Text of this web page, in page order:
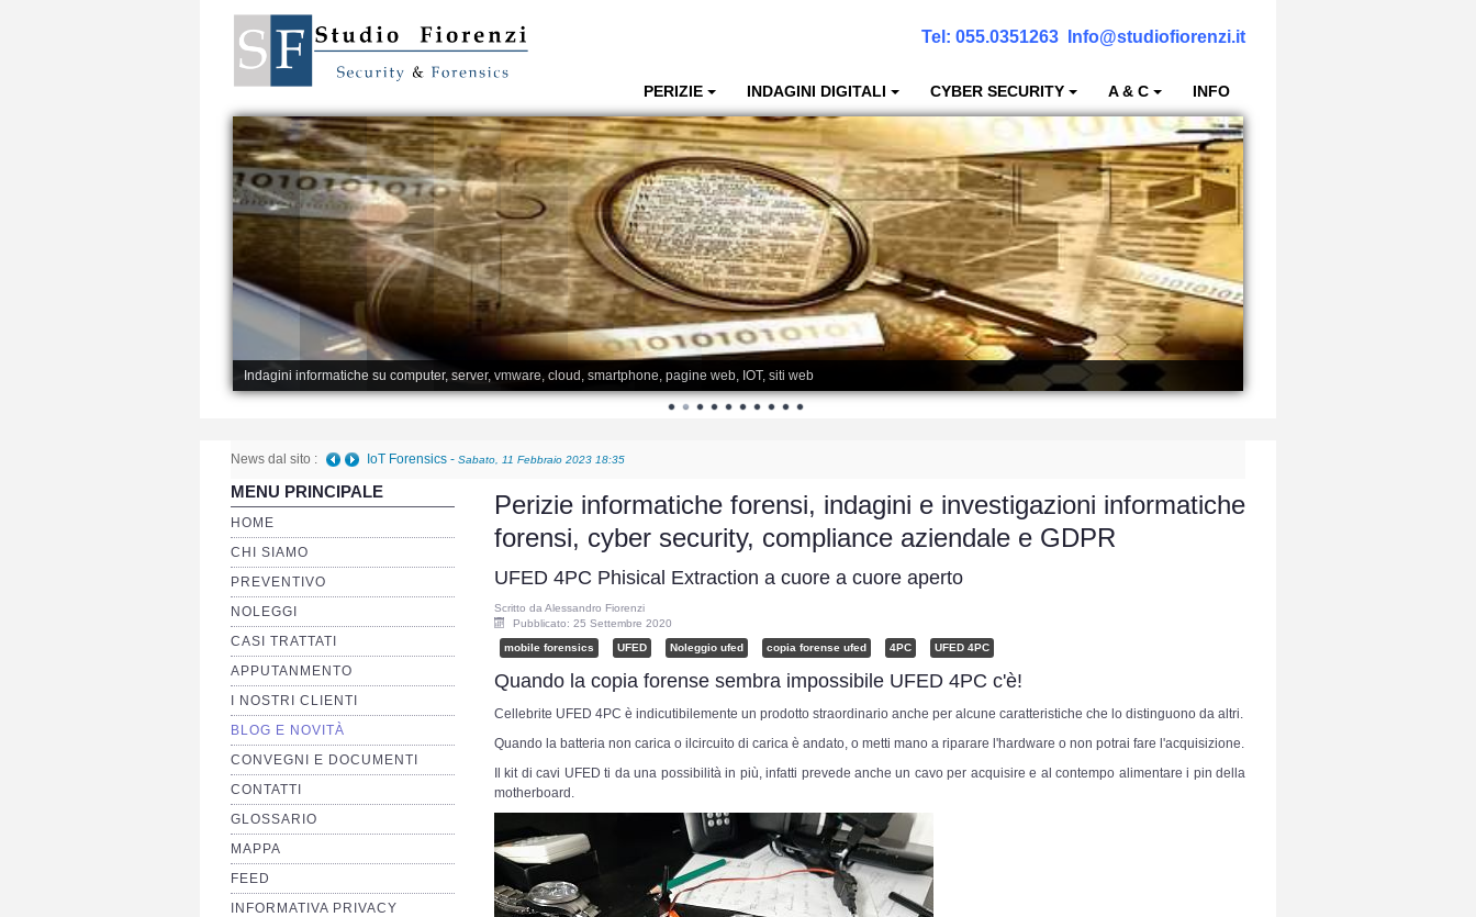
Tel: 055.0351263 Info@studiofiorenzi.it
PERIZIE INDAGINI DIGITALI CYBER SECURITY A & C INFO
Indagini informatiche su computer, server, vmware, cloud, smartphone, pagine web, IOT, siti web
News dal sito : IoT Forensics - Sabato, 11 Febbraio 2023 18:35
MENU PRINCIPALE
HOME
CHI SIAMO
PREVENTIVO
NOLEGGI
CASI TRATTATI
APPUTANMENTO
I NOSTRI CLIENTI
BLOG E NOVITÀ
CONVEGNI E DOCUMENTI
CONTATTI
GLOSSARIO
MAPPA
FEED
INFORMATIVA PRIVACY
Perizie informatiche forensi, indagini e investigazioni informatiche
forensi, cyber security, compliance aziendale e GDPR
UFED 4PC Phisical Extraction a cuore a cuore aperto
Scritto da Alessandro Fiorenzi
Pubblicato: 25 Settembre 2020
mobile forensics
UFED Noleggio ufed copia forense ufed 4PC UFED 4PC
Quando la copia forense sembra impossibile UFED 4PC c'è!
Cellebrite UFED 4PC è indicutibilemente un prodotto straordinario anche per alcune caratteristiche che lo distinguono da altri.
Quando la batteria non carica o ilcircuito di carica è andato, o metti mano a riparare l'hardware o non potrai fare l'acquisizione.
Il kit di cavi UFED ti da una possibilità in più, infatti prevede anche un cavo per acquisire e al contempo alimentare i pin della
motherboard.